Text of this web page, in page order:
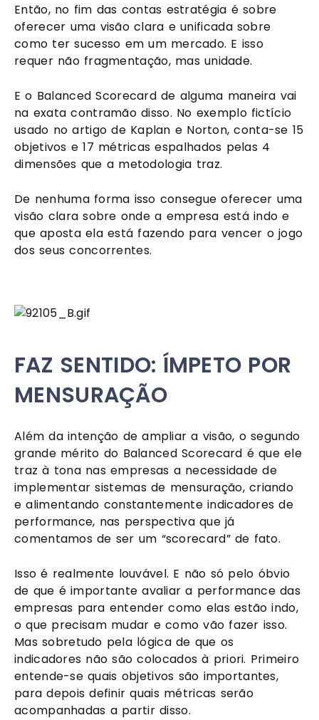
Então, no fim das contas estratégia é sobre
oferecer uma visão clara e unificada sobre
como ter sucesso em um mercado. E isso
requer não fragmentação, mas unidade.
E o Balanced Scorecard de alguma maneira vai
na exata contramão disso. No exemplo fictício
usado no artigo de Kaplan e Norton, conta-se 15
objetivos e 17 métricas espalhados pelas 4
dimensões que a metodologia traz.
De nenhuma forma isso consegue oferecer uma
visão clara sobre onde a empresa está indo e
que aposta ela está fazendo para vencer o jogo
dos seus concorrentes.
FAZ SENTIDO: ÍMPETO POR
MENSURAÇÃO
Além da intenção de ampliar a visão, o segundo
grande mérito do Balanced Scorecard é que ele
traz à tona nas empresas a necessidade de
implementar sistemas de mensuração, criando
e alimentando constantemente indicadores de
performance, nas perspectiva que já
comentamos de ser um “scorecard” de fato.
Isso é realmente louvável. E não só pelo óbvio
de que é importante avaliar a performance das
empresas para entender como elas estão indo,
o que precisam mudar e como vão fazer isso.
Mas sobretudo pela lógica de que os
indicadores não são colocados à priori. Primeiro
entende-se quais objetivos são importantes,
para depois definir quais métricas serão
acompanhadas a partir disso.